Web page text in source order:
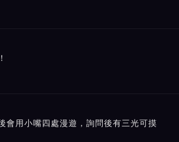
會用小嘴四處漫遊，詢問後有三光可摸